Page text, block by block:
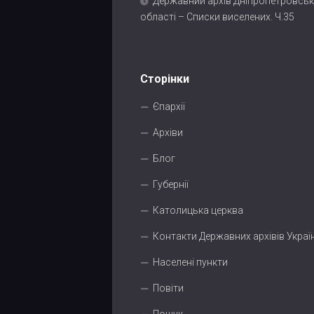
області – Списки виселених. Ч.35
Сторінки
Єпархії
Архіви
Блог
Губернії
Католицька церква
Контакти Державних архівів
Населені пункти
Повіти